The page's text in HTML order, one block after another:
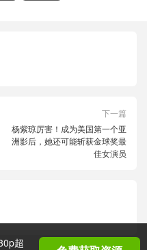
超
下一篇
杨紫琼厉害！成为美国第一个亚
洲影后，她还可能斩获金球奖最
佳女演员